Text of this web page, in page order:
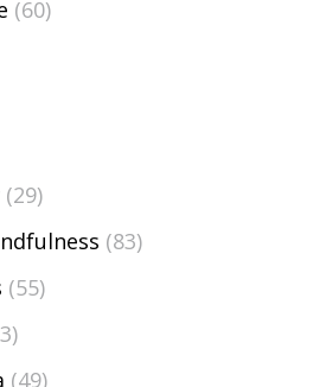
(60)
(29)
(83)
(55)
(49)